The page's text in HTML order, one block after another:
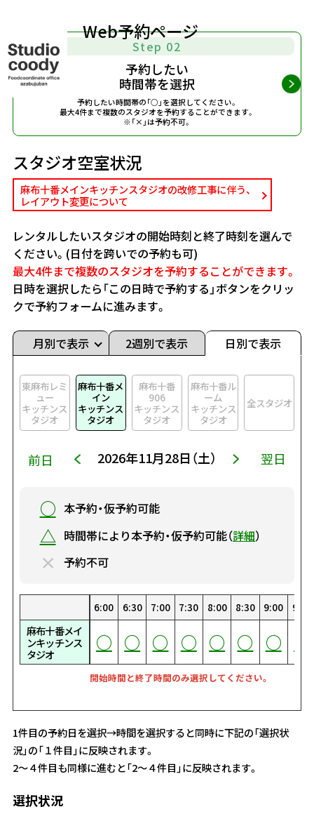
Web予約ページ
Step 02
予約したい
時間帯を選択
予約したい時間帯の「○」を選択してください。
最大4件まで複数のスタジオを予約することができます。
※「×」は予約不可。
スタジオ空室状況
麻布十番メインキッチンスタジオの改修工事に伴う、
レイアウト変更について
レンタルしたいスタジオの開始時刻と終了時刻を選んで
ください。(日付を跨いでの予約も可)
最大4件まで複数のスタジオを予約することができます。
日時を選択したら「この日時で予約する」ボタンをクリッ
クで予約フォームに進みます。
月別で表示 2週別で表示 日別で表示
東麻布レミ
ュー
キッチンス
タジオ
麻布十番メ
イン
キッチンス
タジオ
麻布十番
906
キッチンス
タジオ
麻布十番ル
ーム
キッチンス
タジオ
全スタジオ
前日 2026年11月28日（土） 翌日
○ 本予約・仮予約可能
△ 時間帯により本予約・仮予約可能（詳細）
× 予約不可
麻布十番メイ
ンキッチンス
タジオ
○ ○
○ ○
20:30
○
21:00
○
21:30
○
22:00
○
22:30
○
23:00
○
23:30
○
○ ○ ○
17:00
○
17:30
○
18:00
○
18:30
○
19:00
○
19:30
○
20:00
○
○ ○
13:00
○
13:30
○
14:00
○
14:30
○
15:00
○
15:30
○
16:00
○
16:30
○
○ ○
9:30
○
10:00
○
10:30
○
11:00
○
11:30
○
12:00
○
12:30
○
13:00
○ ○ ○
6:00
○
6:30
○
7:00
○
7:30
○
8:00
○
8:30
○
9:00
○
9:30
○ ○ ○
2:30
○
3:00
○
3:30
○
4:00
○
4:30
○
5:00
○
5:30
○
0:00
○
0:30
○
1:00
○
1:30
○
2:00
○
開始時間と終了時間のみ選択してください。
1件目の予約日を選択→時間を選択すると同時に下記の「選択状
況」の「１件目」に反映されます。
2～４件目も同様に進むと「2～４件目」に反映されます。
選択状況